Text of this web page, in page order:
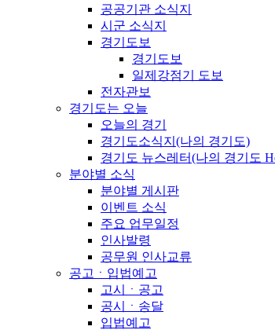
공공기관 소식지
시군 소식지
경기도보
경기도보
일제강점기 도보
전자관보
경기도는 오늘
오늘의 경기
경기도소식지(나의 경기도)
경기도 뉴스레터(나의 경기도
분야별 소식
분야별 게시판
이벤트 소식
주요 업무일정
인사발령
공무원 인사교류
공고ㆍ입법예고
고시ㆍ공고
공시ㆍ송달
입법예고